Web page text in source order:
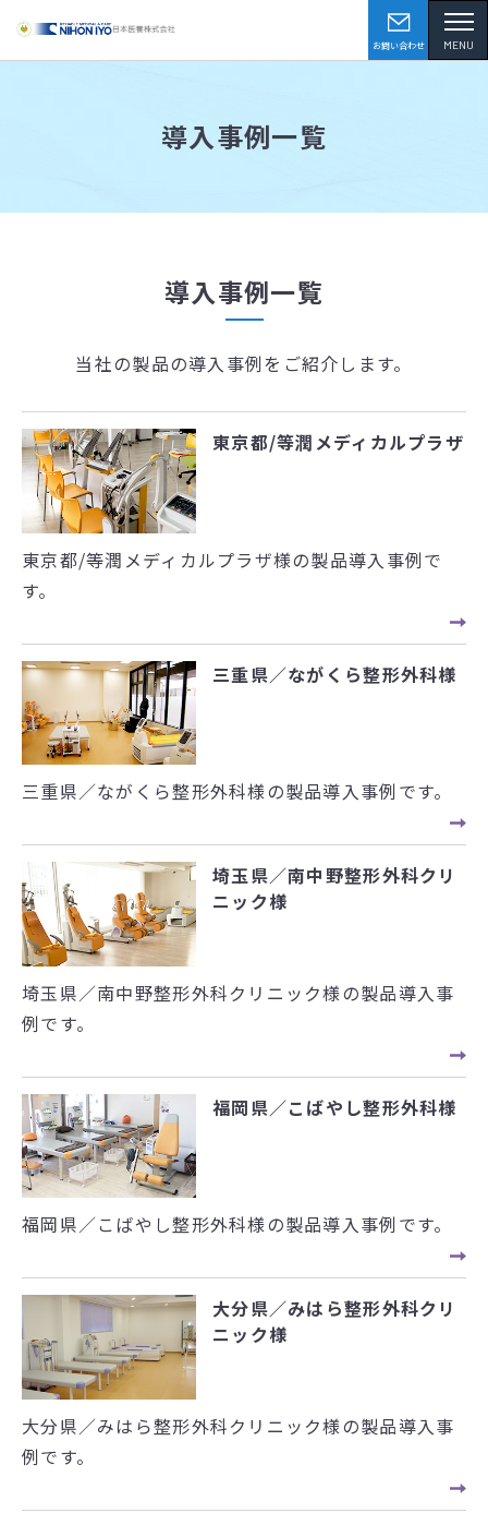
お問い合わせ MENU
導入事例一覧
導入事例一覧
当社の製品の導入事例をご紹介します。
東京都/等潤メディカルプラザ
東京都/等潤メディカルプラザ様の製品導入事例で
す。
三重県／ながくら整形外科様
三重県／ながくら整形外科様の製品導入事例です。
埼玉県／南中野整形外科クリ
ニック様
埼玉県／南中野整形外科クリニック様の製品導入事
例です。
福岡県／こばやし整形外科様
福岡県／こばやし整形外科様の製品導入事例です。
大分県／みはら整形外科クリ
ニック様
大分県／みはら整形外科クリニック様の製品導入事
例です。